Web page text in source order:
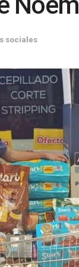
sociales